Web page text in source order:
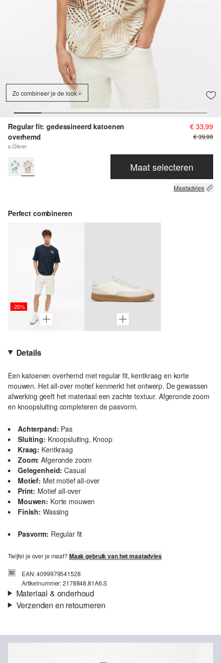
Zo combineer je de look
Regular fit: gedessineerd katoenen
overhemd
s.Oliver
€ 33,99
€ 39,99
Maat selecteren
Maatadvies
Perfect combineren
-20%
Details
Een katoenen overhemd met regular fit, kentkraag en korte
mouwen. Het all-over motief kenmerkt het ontwerp. De gewassen
afwerking geeft het materiaal een zachte textuur. Afgeronde zoom
en knoopsluiting completeren de pasvorm.
Achterpand: Pas
Sluiting: Knoopsluiting, Knoop
Kraag: Kentkraag
Zoom: Afgeronde zoom
Gelegenheid: Casual
Motief: Met motief all-over
Print: Motief all-over
Mouwen: Korte mouwen
Finish: Wassing
Pasvorm: Regular fit
Twijfel je over je maat? Maak gebruik van het maatadvies
EAN: 4099979541528
Artikelnummer: 2178848.81A6.S
Materiaal & onderhoud
Verzenden en retourneren
Je bestelling wordt binnen 3-5 werkdagen verzonden door bpost.